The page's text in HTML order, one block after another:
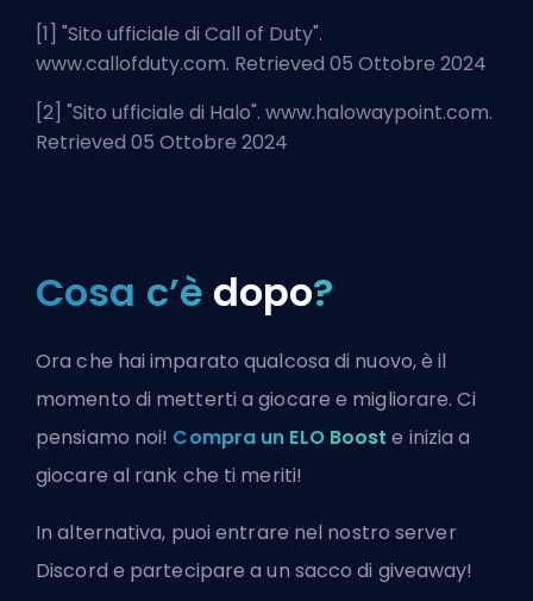
[1] "Sito ufficiale di Call of Duty".
www.callofduty.com. Retrieved 05 Ottobre 2024
[2] "Sito ufficiale di Halo". www.halowaypoint.com.
Retrieved 05 Ottobre 2024
Cosa c’è dopo?
Ora che hai imparato qualcosa di nuovo, è il
momento di metterti a giocare e migliorare. Ci
pensiamo noi! Compra un ELO Boost e inizia a
giocare al rank che ti meriti!
In alternativa, puoientrare nel nostro server
Discord e partecipare a un sacco di giveaway!